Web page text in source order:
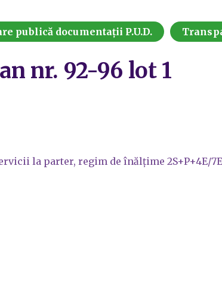
publică documentații P.U.D.
nr. 92-96 lot 1
la parter, regim de înălțime 2S+P+4E/7E/